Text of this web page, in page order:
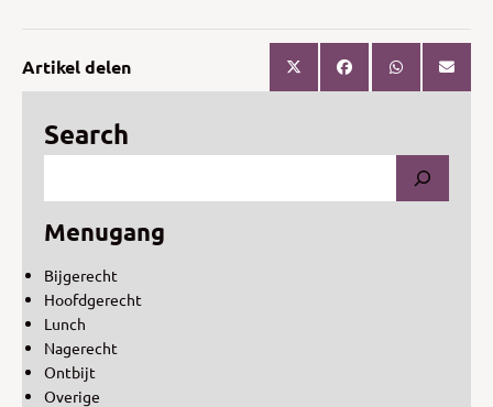
Artikel delen
Search
Menugang
Bijgerecht
Hoofdgerecht
Lunch
Nagerecht
Ontbijt
Overige